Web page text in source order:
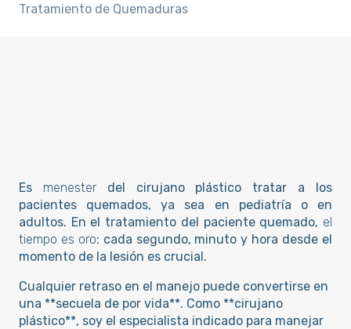
Tratamiento de Quemaduras
Es menesterdel cirujano plástico tratar a los
pacientes quemados, ya sea en pediatría o en
adultos. En el tratamiento del paciente quemado, el
tiempo es oro: cada segundo, minuto y hora desde el
momento de la lesión es crucial.
Cualquier retraso en el manejo puede convertirse en
una **secuela de por vida**. Como **cirujano
plástico**, soy el especialista indicado para manejar